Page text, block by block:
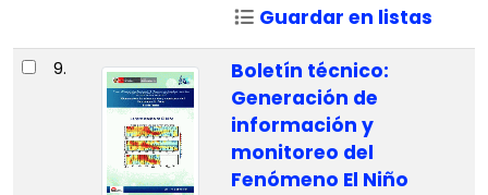
Guardar en listas
9.
Boletín técnico:
Generación de
información y
monitoreo del
Fenómeno El Niño